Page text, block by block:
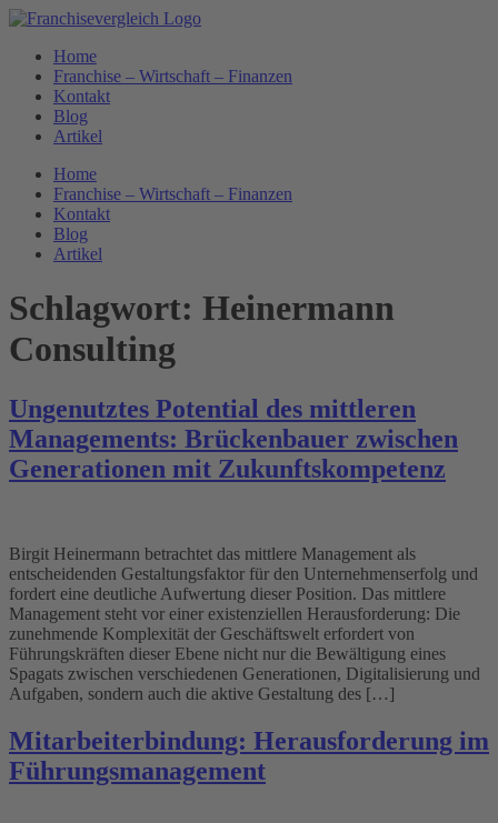
Zum
springenHome
Franchise – Wirtschaft – Finanzen
Kontakt
Blog
Artikel
Home
Franchise – Wirtschaft – Finanzen
Kontakt
Blog
Artikel
Schlagwort: Heinermann
Consulting
Ungenutztes Potential des mittleren
Managements: Brückenbauer zwischen
Generationen mit Zukunftskompetenz
Birgit Heinermann betrachtet das mittlere Management als
entscheidenden Gestaltungsfaktor für den Unternehmenserfolg und
fordert eine deutliche Aufwertung dieser Position. Das mittlere
Management steht vor einer existenziellen Herausforderung: Die
zunehmende Komplexität der Geschäftswelt erfordert von
Führungskräften dieser Ebene nicht nur die Bewältigung eines
Spagats zwischen verschiedenen Generationen, Digitalisierung und
Aufgaben, sondern auch die aktive Gestaltung des […]
Mitarbeiterbindung: Herausforderung im
Führungsmanagement